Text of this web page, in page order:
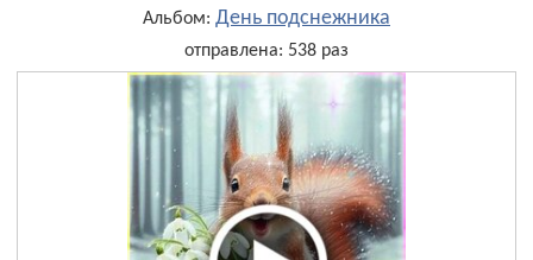
Альбом: День подснежника
отправлена: 538 раз